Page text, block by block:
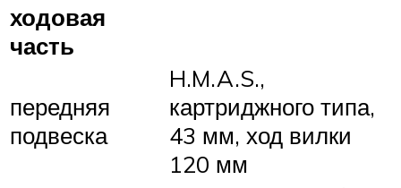
ходовая
часть
передняя
подвеска
H.M.A.S.,
картриджного типа,
43 мм, ход вилки
120 мм